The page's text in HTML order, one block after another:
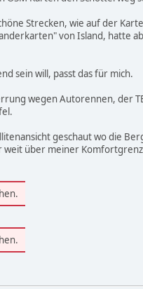
Strecken, wie auf der
von Island, hatte
sein will, passt das für mich.
wegen Autorennen, der
geschaut wo die
über meiner